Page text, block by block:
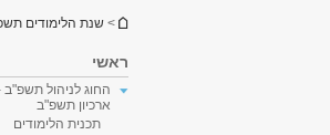
הינך נמצא כאן
> שנת הלימודים
ראשי
החוג לניהול תשפ"ב
ארכיון תשפ"ב
תכנית הלימודים